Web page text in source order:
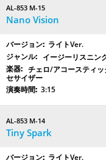
AL-853 M-15
Nano Vision
ライトVer.
イージーリスニン
チェロ/アコースティ
セサイザー
3:15
AL-853 M-14
Tiny Spark
ライトVer.